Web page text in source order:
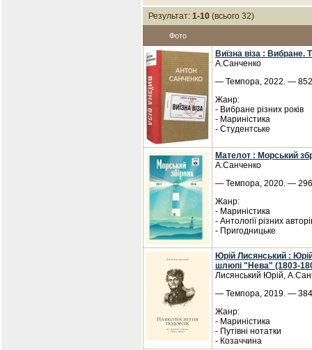
Результат: 1-10 (всього 32)
Фото
Виїзна віза : Вибране.
А.Санченко
— Темпора, 2022. —
Жанр:
- Вибране різних років
- Мариністика
- Студентське
Мателот : Морський
А.Санченко
— Темпора, 2020. —
Жанр:
- Мариністика
- Антології різних
- Пригодницьке
Юрій Лисянський :
шлюпі "Нева" (1803-
Лисянський Юрій,
— Темпора, 2019. —
Жанр:
- Мариністика
- Путівні нотатки
- Козаччина